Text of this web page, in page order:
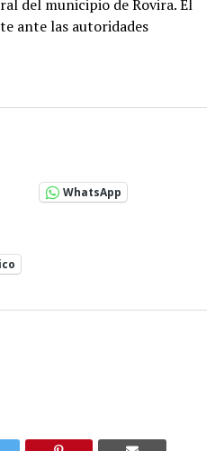
del municipio de Rovira. El
ante las autoridades
WhatsApp